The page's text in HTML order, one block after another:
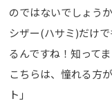
のではないでしょう
シザー(ハサミ)だけ
るんですね！知って
こちらは、憧れる方
ト」